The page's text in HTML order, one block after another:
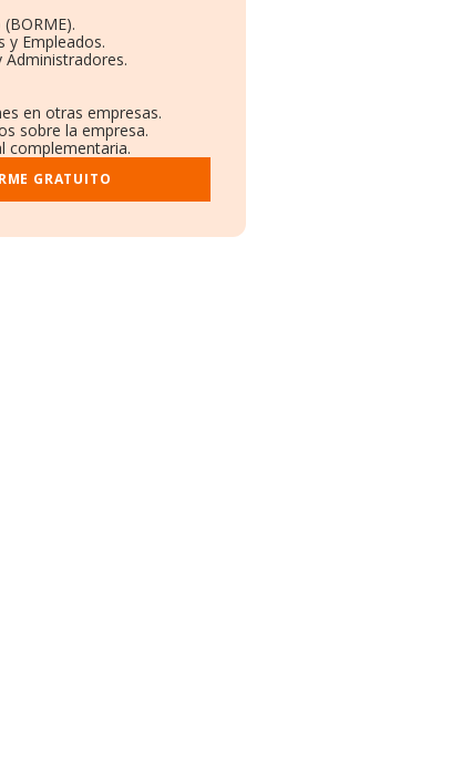
y Empleados.
en otras empresas.
sobre la empresa.
complementaria.
GRATUITO